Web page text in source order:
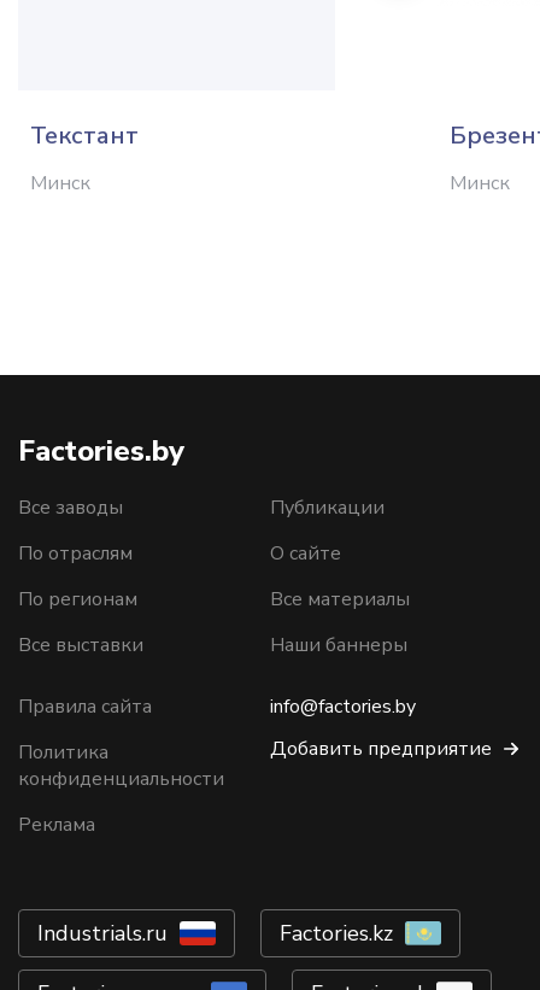
Текстант
Минск Минск
Factories.by
Все заводы
По отраслям
По регионам
Все выставки
Публикации
О сайте
Все материалы
Наши баннеры
Правила сайта
Политика
конфиденциальности
Реклама
info@factories.by
Добавить предприятие
Industrials.ru Factories.kz